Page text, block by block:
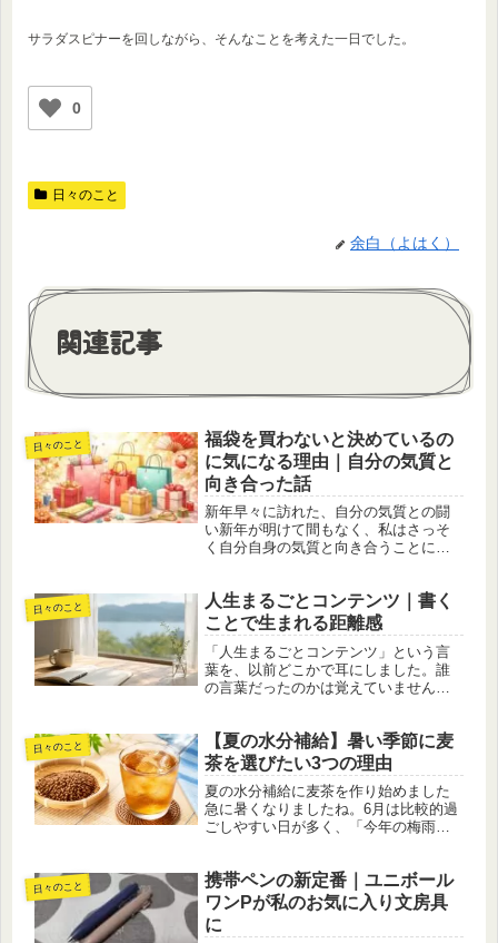
サラダスピナーを回しながら、そんなことを考えた一日でした。
0
日々のこと
余白（よはく）
関連記事
日々のこと
福袋を買わないと決めているの
に気になる理由｜自分の気質と
向き合った話
新年早々に訪れた、自分の気質との闘
い新年が明けて間もなく、私はさっそ
く自分自身の気質と向き合うことにな
「お得」という言葉があふれ、気持ち
が浮き立つ時期でもあります。これま
で...
日々のこと
人生まるごとコンテンツ｜書く
ことで生まれる距離感
「人生まるごとコンテンツ」という言
葉を、以前どこかで耳にしました。誰
の言葉だったのかは覚えていません
ら、その意味が少し分かったような気
がしています。以前の私は、起きた出
来事...
日々のこと
【夏の水分補給】暑い季節に麦
茶を選びたい3つの理由
夏の水分補給に麦茶を作り始めました
急に暑くなりましたね。6月は比較的過
ごしやすい日が多く、「今年の梅雨は
朝から気温が高く、少し外へ出るだけ
でも汗ばむようになりました。私は...
日々のこと
携帯ペンの新定番｜ユニボール
ワンPが私のお気に入り文房具
に